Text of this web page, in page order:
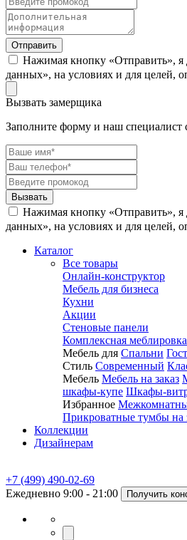
Нажимая кнопку «Отправить», я
данных», на условиях и для целей,
Вызвать замерщика
Заполните форму и наш специалист
Нажимая кнопку «Отправить», я
данных», на условиях и для целей,
Каталог
Все товары
Онлайн-конструктор
Мебель для бизнеса
Кухни
Акции
Стеновые панели
Комплексная меблировка
Мебель для Спальни
Стиль Современный
Мебель Мебель на заказ
шкафы-купе Шкафы-
Избранное
Прикроватные тумбы на
Коллекции
Дизайнерам
+7 (499) 490-02-69
Ежедневно 9:00 - 21:00
Получить